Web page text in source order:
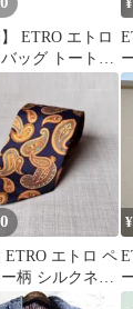
】 ETRO エトロ
ッグ トートバ
ストンバッグ ペ
ー柄 ナイロン レ
ブラウン 茶色
ックス 男女兼用
レディース
¥
ETRO エトロ ペ
柄 シルクネク
イビー
¥